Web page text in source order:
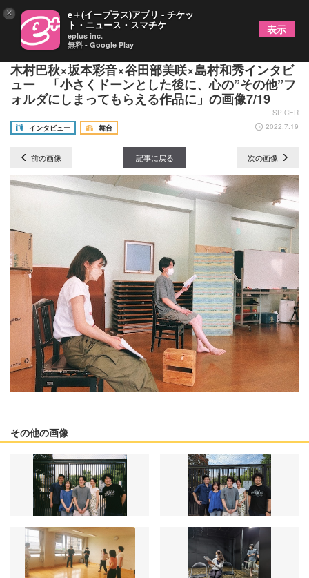
情熱のフラミンゴ『ドキドキしていた』秋場清之×
木村巴秋×坂本彩音×谷田部美咲×島村和秀インタビ
ュー 「小さくドーンとした後に、心の”その他”フ
ォルダにしまってもらえる作品に」の画像7/19
SPICER
インタビュー
舞台 2022.7.19
前の画像 記事に戻る 次の画像
その他の画像
× e＋(イープラス)アプリ - チケッ
ト・ニュース・スマチケ
eplus inc.
無料 - Google Play
表示